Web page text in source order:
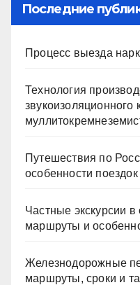
Последние
Процесс выезда
Технология
звукоизоляционного
Путешествия по
особенности поездок
Частные экскурсии
маршруты и
Железнодорожные
маршруты, сроки и